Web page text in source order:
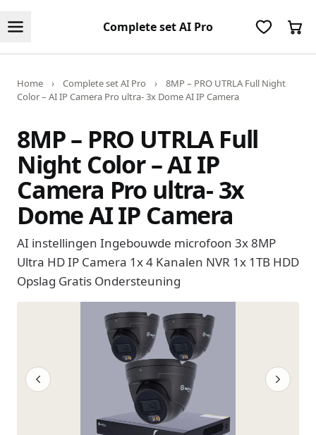
Complete set AI Pro
Home › Complete set AI Pro ›
8MP – PRO UTRLA Full Night
Color – AI IP Camera Pro ultra- 3x Dome AI IP Camera
8MP – PRO UTRLA Full
Night Color – AI IP
Camera Pro ultra- 3x
Dome AI IP Camera
AI instellingen Ingebouwde microfoon 3x 8MP
Ultra HD IP Camera 1x 4 Kanalen NVR 1x 1TB HDD
Opslag Gratis Ondersteuning